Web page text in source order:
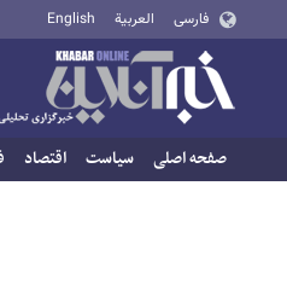
فارسی العربية English
صفحه اصلی سیاست اقتصاد